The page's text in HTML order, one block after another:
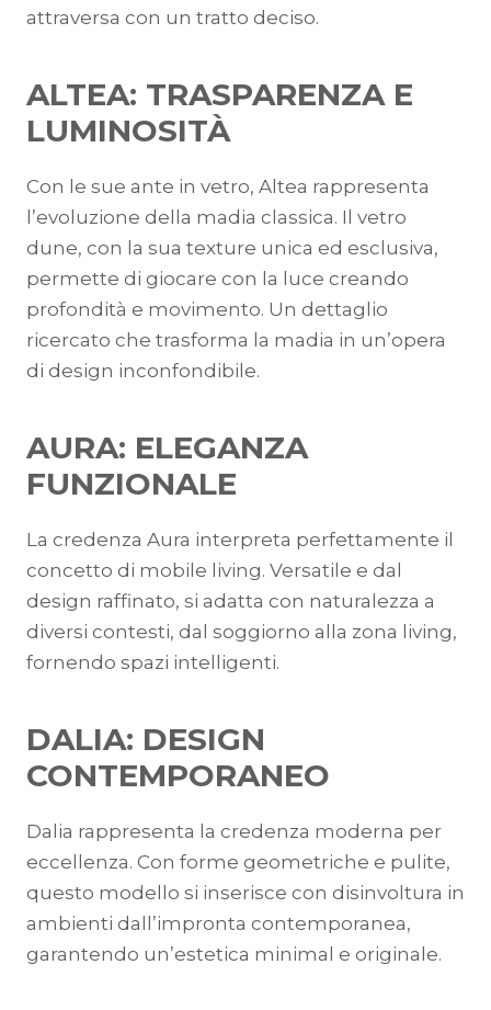
attraversa con un tratto deciso.
ALTEA: TRASPARENZA E
LUMINOSITÀ
Con le sue ante in vetro, Altea rappresenta
l’evoluzione della madia classica. Il vetro
dune, con la sua texture unica ed esclusiva,
permette di giocare con la luce creando
profondità e movimento. Un dettaglio
ricercato che trasforma la madia in un’opera
di design inconfondibile.
AURA: ELEGANZA
FUNZIONALE
La credenza Aura interpreta perfettamente il
concetto di mobile living. Versatile e dal
design raffinato, si adatta con naturalezza a
diversi contesti, dal soggiorno alla zona living,
fornendo spazi intelligenti.
DALIA: DESIGN
CONTEMPORANEO
Dalia rappresenta la credenza moderna per
eccellenza. Con forme geometriche e pulite,
questo modello si inserisce con disinvoltura in
ambienti dall’impronta contemporanea,
garantendo un’estetica minimal e originale.